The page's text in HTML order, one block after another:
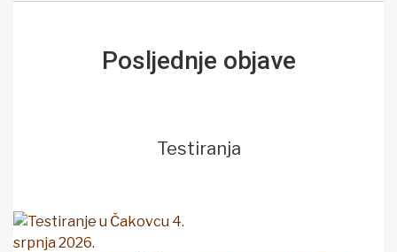
Posljednje objave
Testiranja